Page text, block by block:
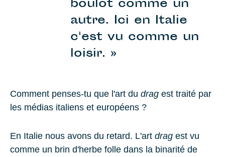
boulot comme un
autre. Ici en Italie
c'est vu comme un
loisir. »
Comment penses-tu que l'art du drag est traité par
les médias italiens et européens ?
En Italie nous avons du retard. L'art drag est vu
comme un brin d'herbe folle dans la binarité de